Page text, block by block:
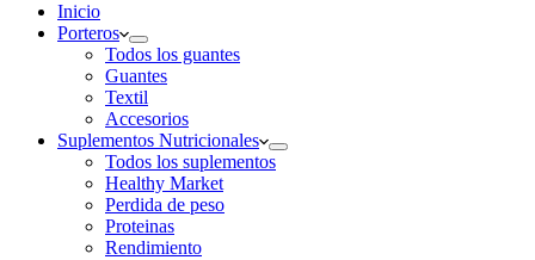
Inicio
Porteros
Todos los guantes
Guantes
Textil
Accesorios
Suplementos Nutricionales
Todos los suplementos
Healthy Market
Perdida de peso
Proteinas
Rendimiento